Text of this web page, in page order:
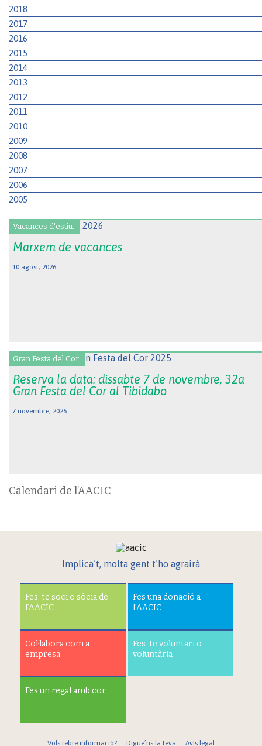
2018
2017
2016
2015
2014
2013
2012
2011
2010
2009
2008
2007
2006
2005
Vacances d'estiu.
Marxem de vacances
10 agost, 2026
Gran Festa del Cor.
Reserva la data: dissabte 7 de novembre, 32a
Gran Festa del Cor al Tibidabo
7 novembre, 2026
Calendari de l’AACIC
Implica’t, molta gent t’ho agrairà
Fes-te soci o sòcia de
l’AACIC
Fes una donació a
l’AACIC
Col·labora com a
empresa
Fes-te voluntari o
voluntària
Fes un regal amb cor
Vols rebre informació? Digue’ns la teva Avís legal